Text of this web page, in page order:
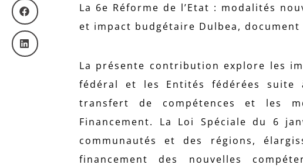
La 6e Réforme de l’Etat : modalités
et impact budgétaire Dulbea, document
La présente contribution explore les
fédéral et les Entités fédérées
transfert de compétences et les
Financement. La Loi Spéciale du 6
communautés et des régions,
financement des nouvelles